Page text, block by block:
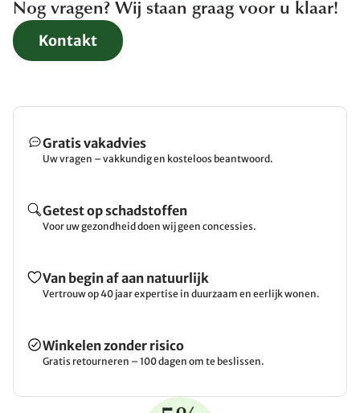
Nog vragen? Wij staan graag voor u klaar!
Kontakt
Gratis vakadvies
Uw vragen – vakkundig en kosteloos beantwoord.
Getest op schadstoffen
Voor uw gezondheid doen wij geen concessies.
Van begin af aan natuurlijk
Vertrouw op 40 jaar expertise in duurzaam en eerlijk wonen.
Winkelen zonder risico
Gratis retourneren – 100 dagen om te beslissen.